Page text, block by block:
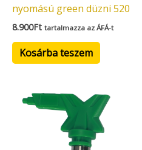
nyomású green düzni 520
8.900Ft tartalmazza az ÁFÁ-t
Kosárba teszem